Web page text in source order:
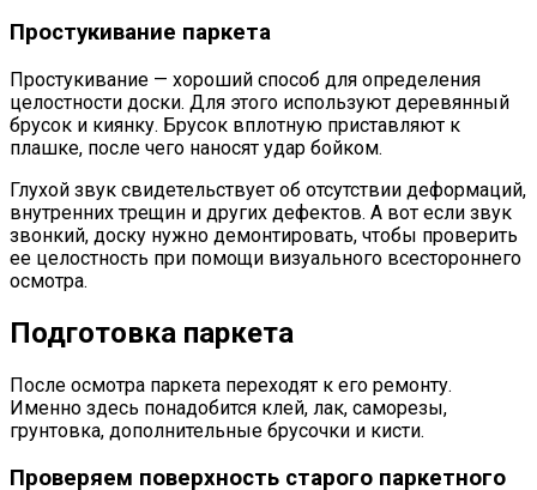
Простукивание паркета
Простукивание — хороший способ для определения
целостности доски. Для этого используют деревянный
брусок и киянку. Брусок вплотную приставляют к
плашке, после чего наносят удар бойком.
Глухой звук свидетельствует об отсутствии деформаций,
внутренних трещин и других дефектов. А вот если звук
звонкий, доску нужно демонтировать, чтобы проверить
ее целостность при помощи визуального всестороннего
осмотра.
Подготовка паркета
После осмотра паркета переходят к его ремонту.
Именно здесь понадобится клей, лак, саморезы,
грунтовка, дополнительные брусочки и кисти.
Проверяем поверхность старого паркетного